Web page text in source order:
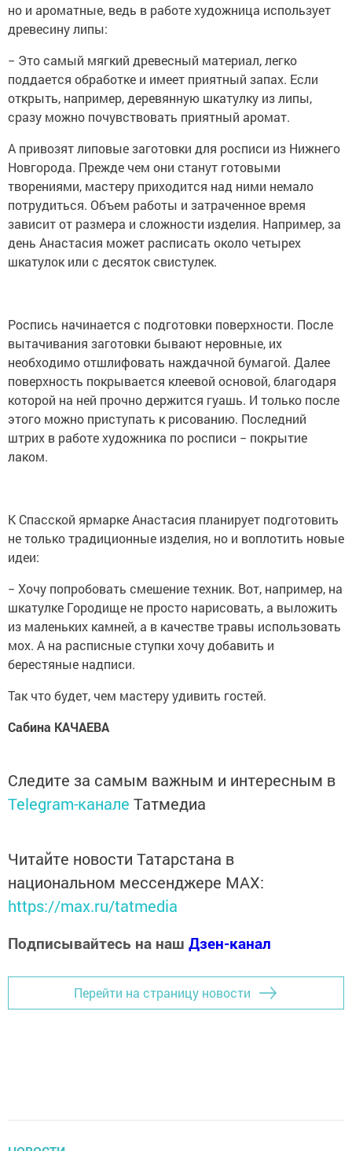
но и ароматные, ведь в работе художница использует
древесину липы:
− Это самый мягкий древесный материал, легко
поддается обработке и имеет приятный запах. Если
открыть, например, деревянную шкатулку из липы,
сразу можно почувствовать приятный аромат.
А привозят липовые заготовки для росписи из Нижнего
Новгорода. Прежде чем они станут готовыми
творениями, мастеру приходится над ними немало
потрудиться. Объем работы и затраченное время
зависит от размера и сложности изделия. Например, за
день Анастасия может расписать около четырех
шкатулок или с десяток свистулек.
Роспись начинается с подготовки поверхности. После
вытачивания заготовки бывают неровные, их
необходимо отшлифовать наждачной бумагой. Далее
поверхность покрывается клеевой основой, благодаря
которой на ней прочно держится гуашь. И только после
этого можно приступать к рисованию. Последний
штрих в работе художника по росписи − покрытие
лаком.
К Спасской ярмарке Анастасия планирует подготовить
не только традиционные изделия, но и воплотить новые
идеи:
− Хочу попробовать смешение техник. Вот, например, на
шкатулке Городище не просто нарисовать, а выложить
из маленьких камней, а в качестве травы использовать
мох. А на расписные ступки хочу добавить и
берестяные надписи.
Так что будет, чем мастеру удивить гостей.
Сабина КАЧАЕВА
Следите за самым важным и интересным в
Telegram-канале Татмедиа
Читайте новости Татарстана в
национальном мессенджере MАХ:
https://max.ru/tatmedia
Подписывайтесь на наш Дзен-канал
Перейти на страницу новости